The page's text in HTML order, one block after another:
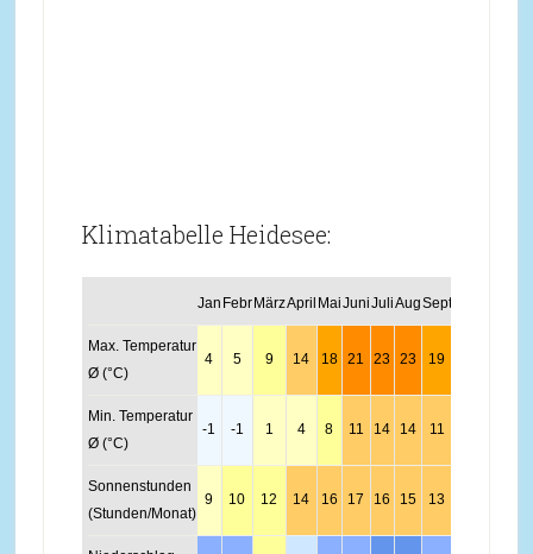
Klimatabelle Heidesee:
Jan Febr MärzApril MaiJuniJuliAugSept
Max. Temperatur
Ø (°C)
4 5 9 14 18 21 23 23 19
Min. Temperatur
Ø (°C)
-1 -1 1 4 8 11 14 14 11
Sonnenstunden
(Stunden/Monat)
9 10 12 14 16 17 16 15 13